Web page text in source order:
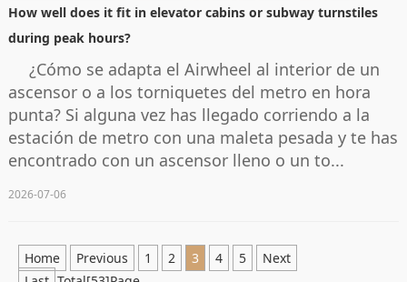
How well does it fit in elevator cabins or subway turnstiles
during peak hours?
¿Cómo se adapta el Airwheel al interior de un
ascensor o a los torniquetes del metro en hora
punta? Si alguna vez has llegado corriendo a la
estación de metro con una maleta pesada y te has
encontrado con un ascensor lleno o un to...
2026-07-06
Home Previous 1 2 3 4 5
Next